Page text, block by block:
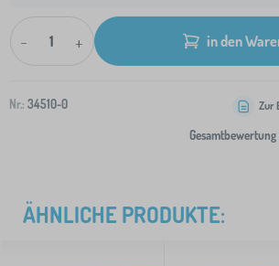
- + in den
Nr.: 34510-0 Zur
ÄHNLICHE PRODUKTE: